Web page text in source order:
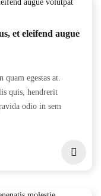
et eleifend augue
quam egestas at.
quis, hendrerit
odio in sem